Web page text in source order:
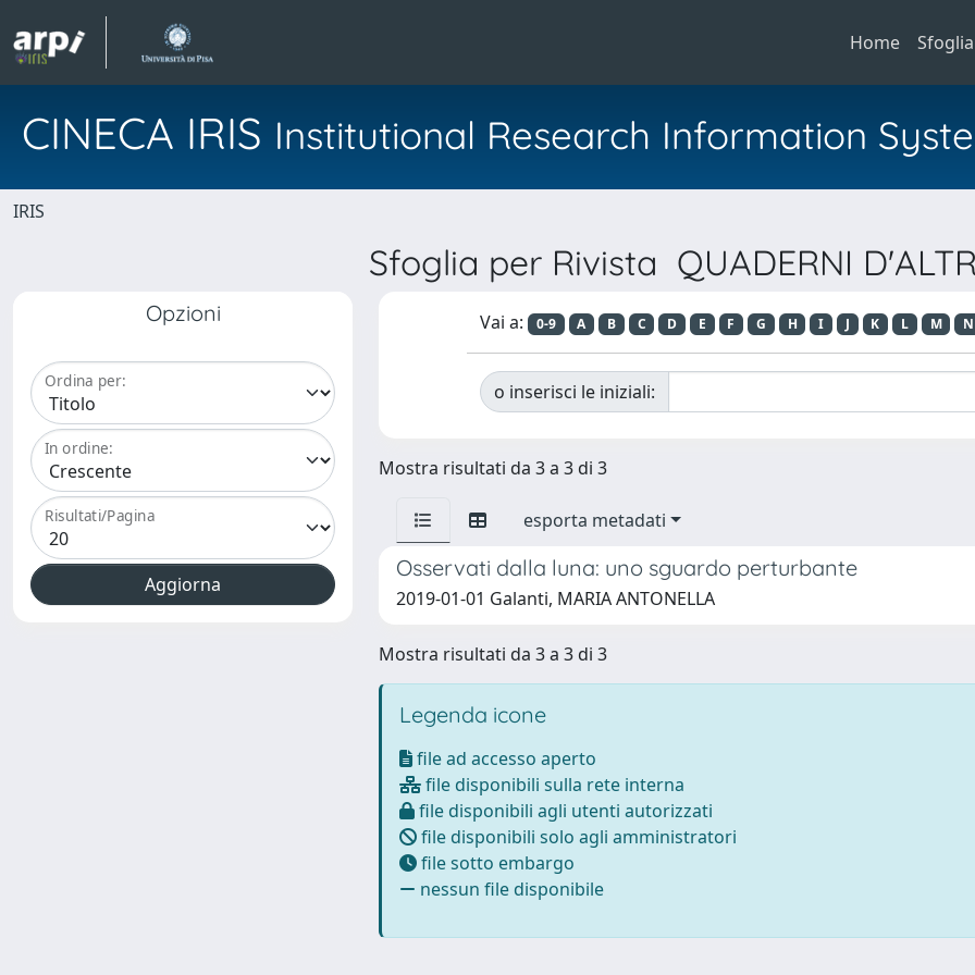
Home Sfoglia
CINECA IRIS Institutional Research Information
IRIS
Sfoglia per Rivista QUADERNI
Opzioni
Ordina per:
In ordine:
Risultati/Pagina
Vai a: 0-9 A B C D E F G H I J K L M N
o inserisci le iniziali:
Mostra risultati da 3 a 3 di 3
esporta metadati
Osservati dalla luna: uno sguardo perturbante
2019-01-01 Galanti, MARIA ANTONELLA
Mostra risultati da 3 a 3 di 3
Legenda icone
file ad accesso aperto
file disponibili sulla rete interna
file disponibili agli utenti autorizzati
file disponibili solo agli amministratori
file sotto embargo
nessun file disponibile